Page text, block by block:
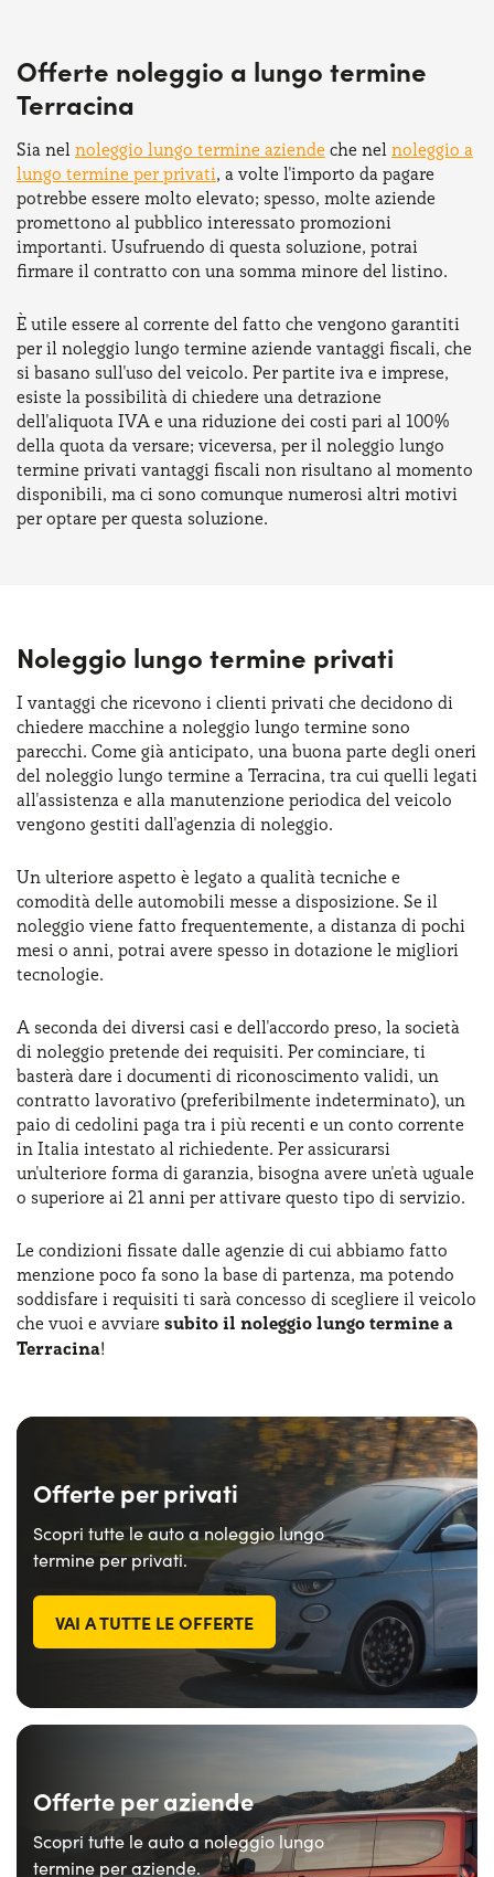
Offerte noleggio a lungo termine
Terracina
Sia nel noleggio lungo termine aziende che nel noleggio a
lungo termine per privati, a volte l'importo da pagare
potrebbe essere molto elevato; spesso, molte aziende
promettono al pubblico interessato promozioni
importanti. Usufruendo di questa soluzione, potrai
firmare il contratto con una somma minore del listino.
È utile essere al corrente del fatto che vengono garantiti
per il noleggio lungo termine aziende vantaggi fiscali, che
si basano sull'uso del veicolo. Per partite iva e imprese,
esiste la possibilità di chiedere una detrazione
dell'aliquota IVA e una riduzione dei costi pari al 100%
della quota da versare; viceversa, per il noleggio lungo
termine privati vantaggi fiscali non risultano al momento
disponibili, ma ci sono comunque numerosi altri motivi
per optare per questa soluzione.
Noleggio lungo termine privati
I vantaggi che ricevono i clienti privati che decidono di
chiedere macchine a noleggio lungo termine sono
parecchi. Come già anticipato, una buona parte degli oneri
del noleggio lungo termine a Terracina, tra cui quelli legati
all'assistenza e alla manutenzione periodica del veicolo
vengono gestiti dall'agenzia di noleggio.
Un ulteriore aspetto è legato a qualità tecniche e
comodità delle automobili messe a disposizione. Se il
noleggio viene fatto frequentemente, a distanza di pochi
mesi o anni, potrai avere spesso in dotazione le migliori
tecnologie.
A seconda dei diversi casi e dell'accordo preso, la società
di noleggio pretende dei requisiti. Per cominciare, ti
basterà dare i documenti di riconoscimento validi, un
contratto lavorativo (preferibilmente indeterminato), un
paio di cedolini paga tra i più recenti e un conto corrente
in Italia intestato al richiedente. Per assicurarsi
un'ulteriore forma di garanzia, bisogna avere un'età uguale
o superiore ai 21 anni per attivare questo tipo di servizio.
Le condizioni fissate dalle agenzie di cui abbiamo fatto
menzione poco fa sono la base di partenza, ma potendo
soddisfare i requisiti ti sarà concesso di scegliere il veicolo
che vuoi e avviare subito il noleggio lungo termine a
Terracina!
Offerte per privati
Scopri tutte le auto a noleggio lungo
termine per privati.
VAI A TUTTE LE OFFERTE
Offerte per aziende
Scopri tutte le auto a noleggio lungo
termine per aziende.